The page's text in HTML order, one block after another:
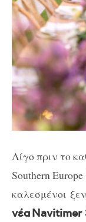
Λίγο πριν το
Southern Europe
καλεσμένοι
νέα Navitimer